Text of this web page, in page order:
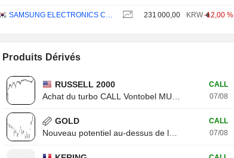
231 000,00 KRW-12,00 %
Produits Dérivés
RUSSELL 2000
Achat du turbo CALL Vontobel MU13V
CALL
07/08
GOLD
Nouveau potentiel au-dessus de la résistance
CALL
07/08